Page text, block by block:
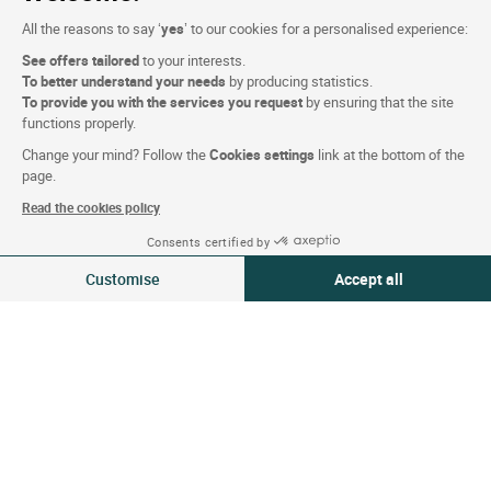
All the reasons to say ‘yes’ to our cookies for a personalised experience:
See offers tailoredto your interests.
To better understand your needs by producing statistics.
To provide you with the services you request by ensuring that the site
functions properly.
Change your mind? Follow theCookies settings link at the bottom of the
page.
Read the cookies policy
Consents certified by
Customise Accept all
10-11 Ago 2026
2 viajeros | 1 habitación
Condiciones de la página web
Mención legal
Configuración de las cookies
CGV
Mapa del sitio